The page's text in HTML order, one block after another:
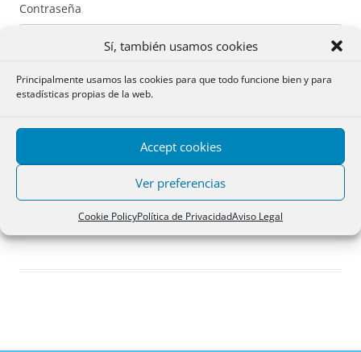
Sí, también usamos cookies
Principalmente usamos las cookies para que todo funcione bien y para
estadísticas propias de la web.
Accept cookies
Ver preferencias
Cookie PolicyPolítica de PrivacidadAviso Legal
Contraseña
Acceder
Registro
¿Has olvidado tu contraseña?